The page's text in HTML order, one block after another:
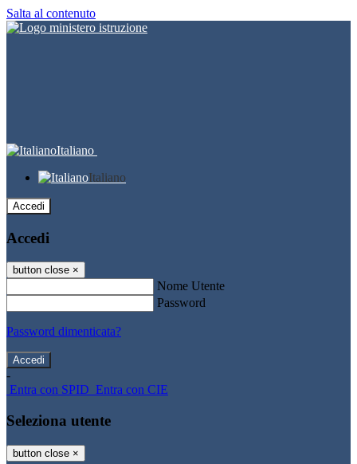
Salta al contenuto
Italiano
Italiano
Accedi
Accedi
button close ×
Nome Utente
Password
Password dimenticata?
-
Entra con SPID Entra con CIE
Seleziona utente
button close ×